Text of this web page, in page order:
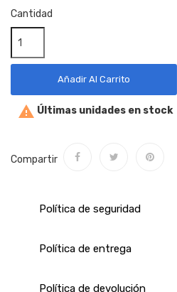
Cantidad
Añadir Al Carrito
 Últimas unidades en stock
Compartir
Política de seguridad
Política de entrega
Política de devolución